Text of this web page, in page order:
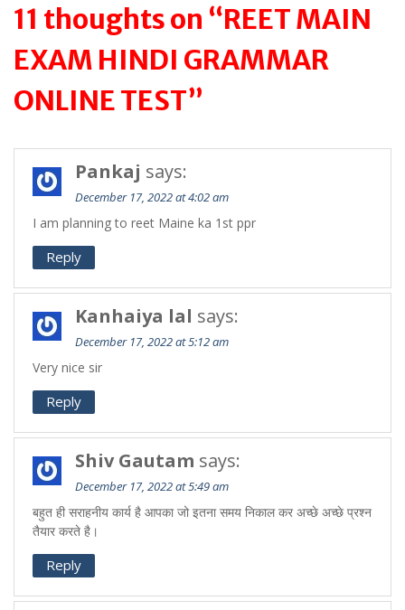
11 thoughts on “REET MAIN
EXAM HINDI GRAMMAR
ONLINE TEST”
Pankaj says:
December 17, 2022 at 4:02 am
I am planning to reet Maine ka 1st ppr
Reply
Kanhaiya lal says:
December 17, 2022 at 5:12 am
Very nice sir
Reply
Shiv Gautam says:
December 17, 2022 at 5:49 am
बहुत ही सराहनीय कार्य है आपका जो इतना समय निकाल कर अच्छे अच्छे प्रश्न
तैयार करते है।
Reply